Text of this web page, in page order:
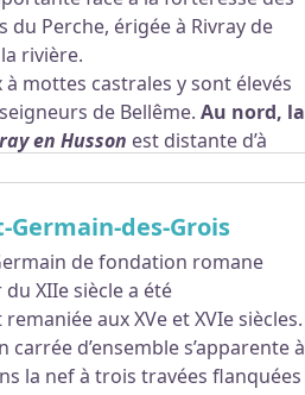
du Perche, érigée à Rivray de
rivière.
à mottes castrales y sont élevés
de Bellême. Au nord, la
en Husson est distante d’à
de Riants fait construire, à la
ruinée ». Fidèle au Roi Henri
par l’érection de ses
revenus de la province du
de pêche et de chasse, ses
Germain-des-Grois
de fondation romane
XIIe siècle a été
aux XVe et XVIe siècles.
carrée d’ensemble s’apparente à
la nef à trois travées flanquées